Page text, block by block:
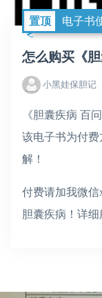
置顶 电子书
怎么购买《
小黑娃保胆记
《胆囊疾病 百
该电子书为付
解！
付费请加我微信
胆囊疾病！详